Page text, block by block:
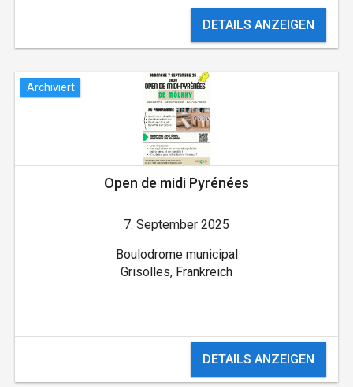
DETAILS ANZEIGEN
Archiviert
Open de midi Pyrénées
7. September 2025
Boulodrome municipal
Grisolles, Frankreich
DETAILS ANZEIGEN